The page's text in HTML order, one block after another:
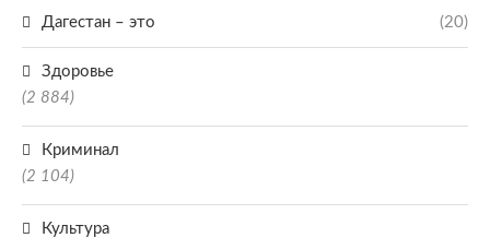
Дагестан – это (20)
Здоровье
(2 884)
Криминал
(2 104)
Культура